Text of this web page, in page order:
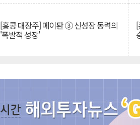
[홍콩 대장주] 메이퇀 ③ 신성장 동력의
'폭발적 성장'
[